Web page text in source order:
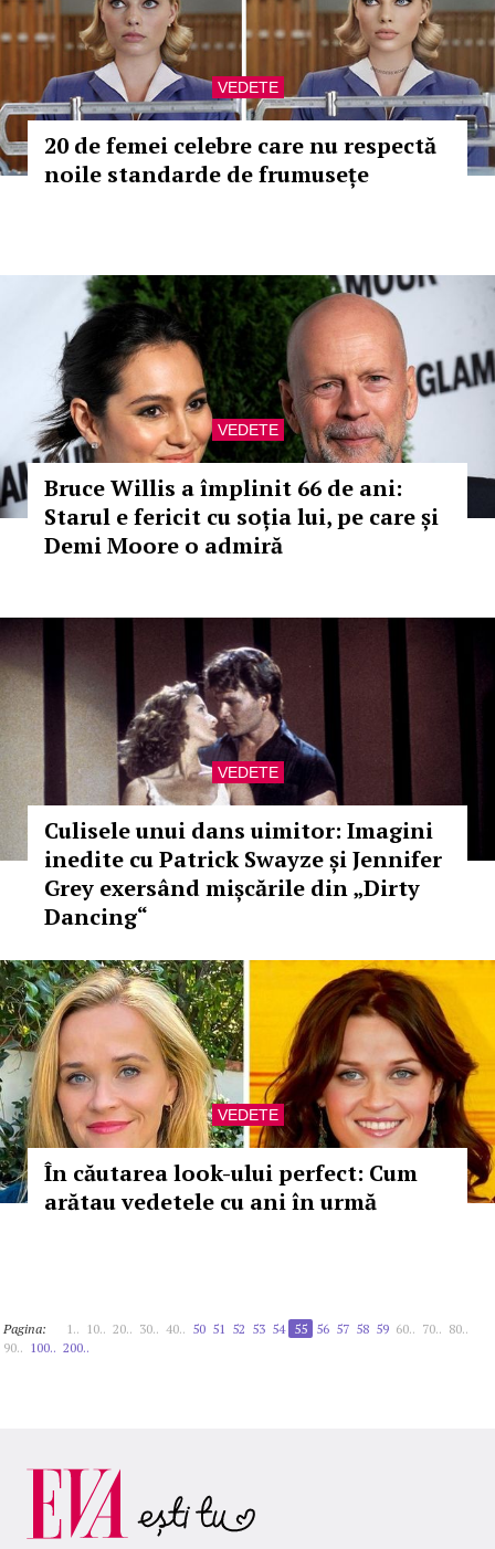
VEDETE
20 de femei celebre care nu respectă
noile standarde de frumusețe
VEDETE
Bruce Willis a împlinit 66 de ani:
Starul e fericit cu soția lui, pe care și
Demi Moore o admiră
VEDETE
Culisele unui dans uimitor: Imagini
inedite cu Patrick Swayze și Jennifer
Grey exersând mișcările din „Dirty
Dancing“
VEDETE
În căutarea look-ului perfect: Cum
arătau vedetele cu ani în urmă
Pagina: 1.. 10.. 20.. 30.. 40.. 50 51 52 53 54 55 56 57 58 59 60.. 70.. 80..
90.. 100.. 200..